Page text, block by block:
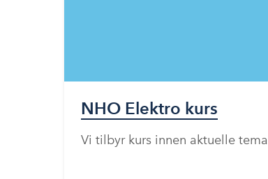
NHO Elektro kurs
Vi tilbyr kurs innen aktuelle